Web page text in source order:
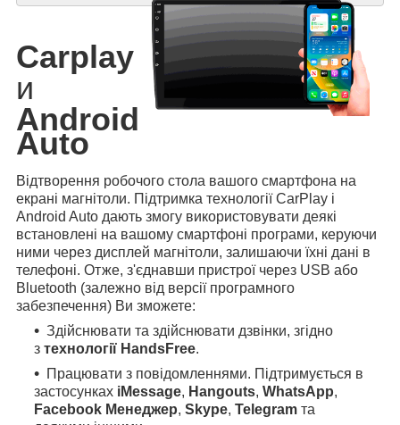
Carplay
и
Android
Auto
Відтворення робочого стола вашого смартфона на
екрані магнітоли. Підтримка технології CarPlay і
Android Auto дають змогу використовувати деякі
встановлені на вашому смартфоні програми, керуючи
ними через дисплей магнітоли, залишаючи їхні дані в
телефоні. Отже, з'єднавши пристрої через USB або
Bluetooth (залежно від версії програмного
забезпечення) Ви зможете:
Здійснювати та здійснювати дзвінки, згідно
з технології HandsFree.
Працювати з повідомленнями. Підтримується в
застосунках iMessage, Hangouts, WhatsApp,
Facebook Менеджер, Skype, Telegram та